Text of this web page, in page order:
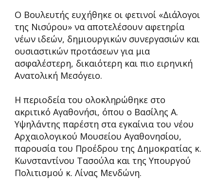
Ο Βουλευτής ευχήθηκε οι φετινοί «Διάλογοι
της Νισύρου» να αποτελέσουν αφετηρία
νέων ιδεών, δημιουργικών συνεργασιών και
ουσιαστικών προτάσεων για μια
ασφαλέστερη, δικαιότερη και πιο ειρηνική
Ανατολική Μεσόγειο.
Η περιοδεία του ολοκληρώθηκε στο
ακριτικό Αγαθονήσι, όπου ο Βασίλης Α.
Υψηλάντης παρέστη στα εγκαίνια του νέου
Αρχαιολογικού Μουσείου Αγαθονησίου,
παρουσία του Προέδρου της Δημοκρατίας κ.
Κωνσταντίνου Τασούλα και της Υπουργού
Πολιτισμού κ. Λίνας Μενδώνη.